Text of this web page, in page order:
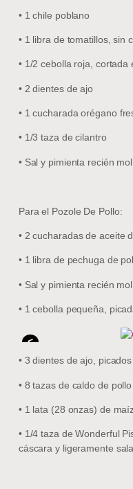
• 1 chile poblano
• 1 libra de tomatillos, sin
• 1/2 cebolla roja, cortada
• 2 dientes de ajo
• 1 cucharada orégano
• 1/3 taza de cilantro
• Sal y pimienta recién
Para el Pozole De Pollo:
• 2 cucharadas de aceite
• 1 libra de pechuga de
• Sal y pimienta recién
• 1 cebolla pequeña,
<
• 3 dientes de ajo, picados
• 8 tazas de caldo de pollo
• 1 lata (28 onzas) de
• 1/4 taza de Wonderful
cáscara y ligeramente